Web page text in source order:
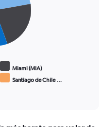
Miami (MIA)
Santiago de Chile …